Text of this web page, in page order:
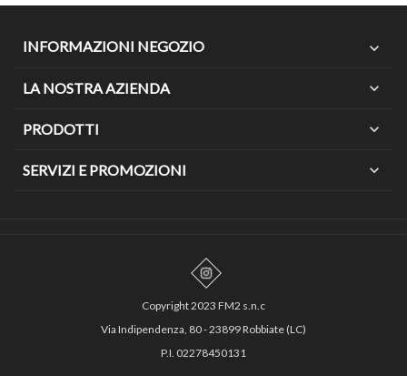
INFORMAZIONI NEGOZIO expand_more
LA NOSTRA AZIENDA expand_more
PRODOTTI expand_more
SERVIZI E PROMOZIONI expand_more
Copyright 2023 FM2 s.n.c
Via Indipendenza, 80 - 23899 Robbiate (LC)
P.I. 02278450131